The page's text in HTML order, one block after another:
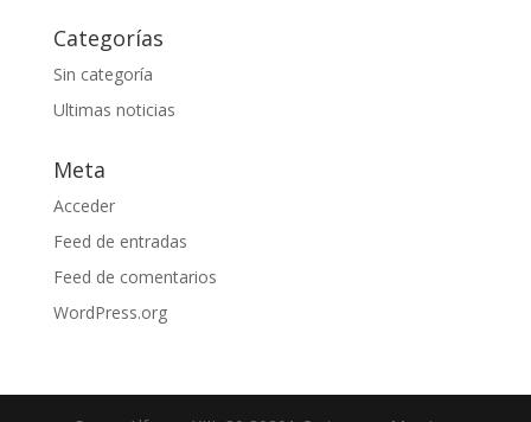
Categorías
Sin categoría
Ultimas noticias
Meta
Acceder
Feed de entradas
Feed de comentarios
WordPress.org